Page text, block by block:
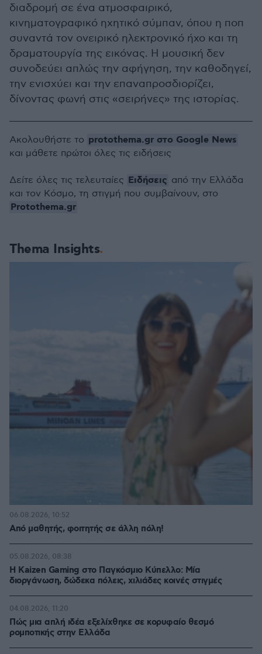
διαδρομή σε ένα ατμοσφαιρικό,
κινηματογραφικό ηχητικό σύμπαν, όπου η ποπ
συναντά τον ονειρικό ηλεκτρονικό ήχο και τη
δραματουργία της εικόνας. Η μουσική δεν
συνοδεύει απλώς την αφήγηση, την καθοδηγεί,
την ενισχύει και την επαναπροσδιορίζει,
δίνοντας φωνή στις «σειρήνες» της ιστορίας.
Thema Insights
Από μαθητής, φοιτητής σε άλλη πόλη!
06.08.2026, 10:52
H Kaizen Gaming στο Παγκόσμιο Kύπελλο: Μία
διοργάνωση, δώδεκα πόλεις, χιλιάδες κοινές στιγμές
05.08.2026, 08:38
Πώς μια απλή ιδέα εξελίχθηκε σε κορυφαίο θεσμό
ρομποτικής στην Ελλάδα
04.08.2026, 11:20
Ακολουθήστε το protothema.gr στο Google News
και μάθετε πρώτοι όλες τις ειδήσεις
Δείτε όλες τις τελευταίες Ειδήσεις από την Ελλάδα
και τον Κόσμο, τη στιγμή που συμβαίνουν, στο
Protothema.gr